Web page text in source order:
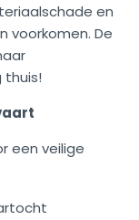
en
voorkomen. De
thuis!
een veilige